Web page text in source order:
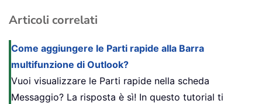
Articoli correlati
Come aggiungere le Parti rapide alla Barra
multifunzione di Outlook?
Vuoi visualizzare le Parti rapide nella scheda
Messaggio? La risposta è sì! In questo tutorial ti